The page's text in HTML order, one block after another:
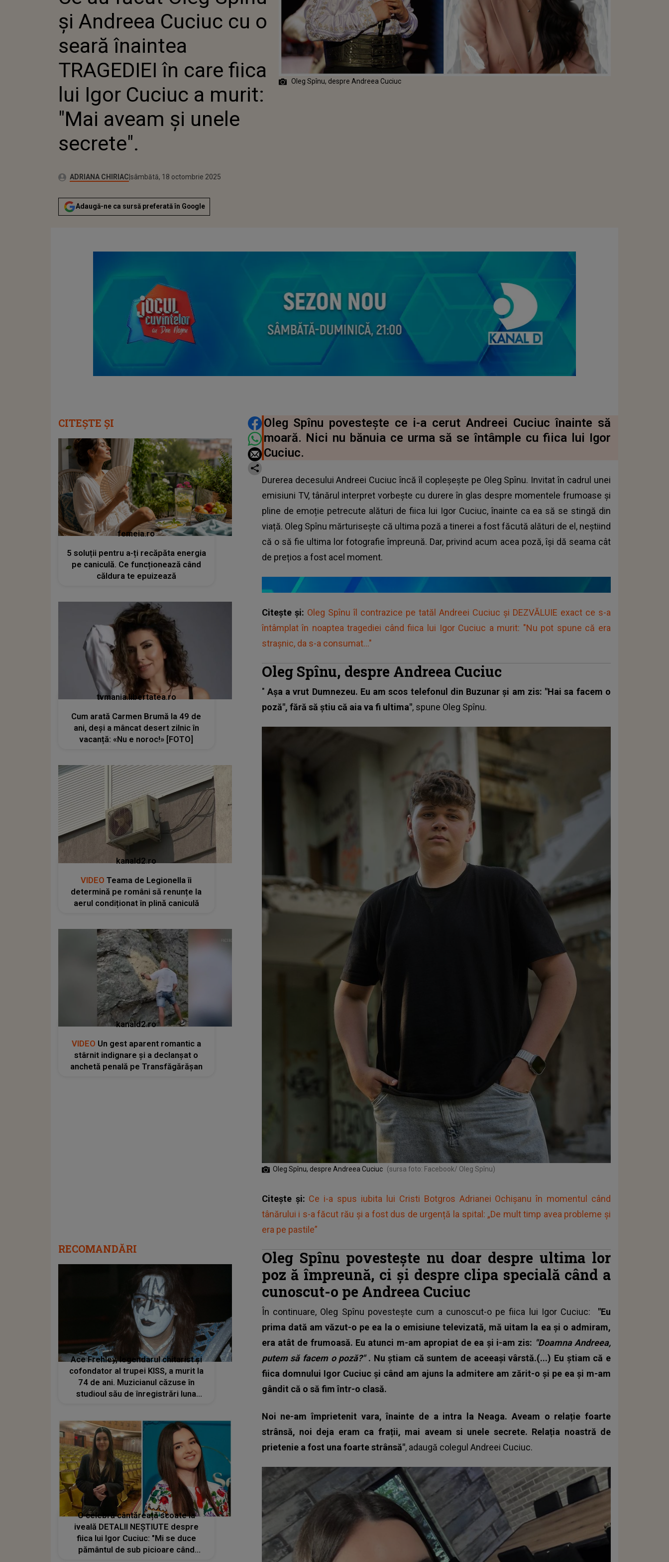
ÎNAINTEA TRAGEDIEI
ÎN CARE FIICA LUI IGOR
CUCIUC A MURIT: "MAI
și Andreea Cuciuc cu o
seară înaintea
TRAGEDIEI în care fiica
lui Igor Cuciuc a murit:
"Mai aveam și unele
secrete".
Autor:ADRIANA CHIRIACPublicat:
sâmbătă, 18 octombrie 2025
Actualizat:
sâmbătă, 18 octombrie 2025
Adaugă-ne ca sursă preferată în Google
Oleg Spînu, despre Andreea Cuciuc
DISTRIBUIE ARTICOLUL
Oleg Spînu povestește ce i-a cerut Andreei Cuciuc înainte să
moară. Nici nu bănuia ce urma să se întâmple cu fiica lui Igor
Cuciuc.
Durerea decesului Andreei Cuciuc încă îl copleșește pe Oleg Spînu. Invitat în cadrul unei
emisiuni TV, tânărul interpret vorbește cu durere în glas despre momentele frumoase și
pline de emoție petrecute alături de fiica lui Igor Cuciuc, înainte ca ea să se stingă din
viață. Oleg Spînu mărturisește că ultima poză a tinerei a fost făcută alături de el, neștiind
că o să fie ultima lor fotografie împreună. Dar, privind acum acea poză, își dă seama cât
de prețios a fost acel moment.
Citește și: Oleg Spînu îl contrazice pe tatăl Andreei Cuciuc și DEZVĂLUIE exact ce s-a
întâmplat în noaptea tragediei când fiica lui Igor Cuciuc a murit: "Nu pot spune că era
strașnic, da s-a consumat..."
Oleg Spînu, despre Andreea Cuciuc
" Așa a vrut Dumnezeu. Eu am scos telefonul din Buzunar și am zis: "Hai sa facem o
poză", fără să știu că aia va fi ultima", spune Oleg Spînu.
Oleg Spînu, despre Andreea Cuciuc (sursa foto: Facebook/ Oleg Spînu)
Citește și: Ce i-a spus iubita lui Cristi Botgros Adrianei Ochișanu în momentul când
tânărului i s-a făcut rău și a fost dus de urgență la spital: „De mult timp avea probleme și
era pe pastile”
Oleg Spînu povestește nu doar despre ultima lor
poz ă împreună, ci și despre clipa specială când a
cunoscut-o pe Andreea Cuciuc
În continuare, Oleg Spînu povestește cum a cunoscut-o pe fiica lui Igor Cuciuc: "Eu
prima dată am văzut-o pe ea la o emisiune televizată, mă uitam la ea și o admiram,
era atât de frumoasă. Eu atunci m-am apropiat de ea și i-am zis: "Doamna Andreea,
putem să facem o poză?". Nu știam că suntem de aceeași vârstă.(...) Eu știam că e
fiica domnului Igor Cuciuc și când am ajuns la admitere am zărit-o și pe ea și m-am
gândit că o să fim într-o clasă.
Noi ne-am împrietenit vara, înainte de a intra la Neaga. Aveam o relație foarte
strânsă, noi deja eram ca frații, mai aveam si unele secrete. Relația noastră de
prietenie a fost una foarte strânsă", adaugă colegul Andreei Cuciuc.
CITEȘTE ȘI
femeia.ro
5 soluții pentru a-ți recăpăta energia
pe caniculă. Ce funcționează când
căldura te epuizează
tvmania.libertatea.ro
Cum arată Carmen Brumă la 49 de
ani, deși a mâncat desert zilnic în
vacanță: «Nu e noroc!» [FOTO]
kanald2.ro
VIDEO Teama de Legionella îi
determină pe români să renunțe la
aerul condiționat în plină caniculă
kanald2.ro
VIDEO Un gest aparent romantic a
stârnit indignare și a declanșat o
anchetă penală pe Transfăgărășan
RECOMANDĂRI
Ace Frehley, legendarul chitarist și
cofondator al trupei KISS, a murit la
74 de ani. Muzicianul căzuse în
studioul său de înregistrări luna
O celebră cântăreață scoate la
iveală DETALII NEȘTIUTE despre
fiica lui Igor Cuciuc: "Mi se duce
pământul de sub picioare când